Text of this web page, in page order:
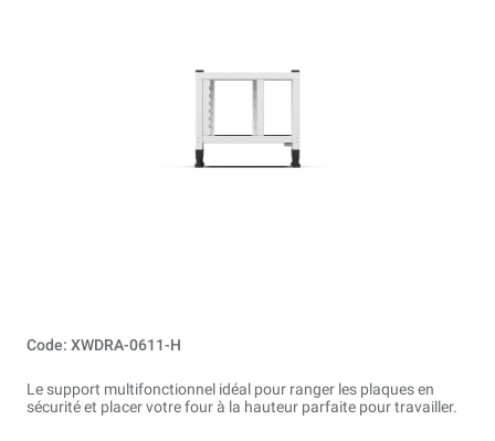
Code: XWDRA-0611-H
Le support multifonctionnel idéal pour ranger les plaques en
sécurité et placer votre four à la hauteur parfaite pour travailler.